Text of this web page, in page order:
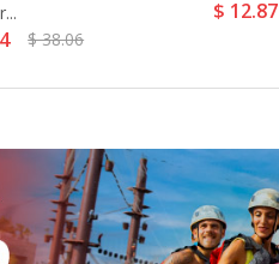
$ 38.06
$ 12.87